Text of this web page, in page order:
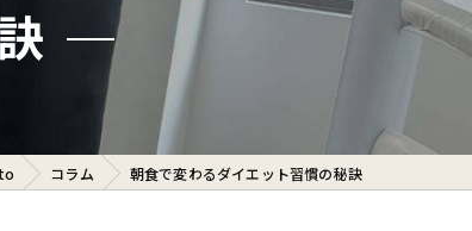
パーソナル
ボディメイク
初心者
ダイエット
コラム 朝食で変わるダイエット習慣の秘訣